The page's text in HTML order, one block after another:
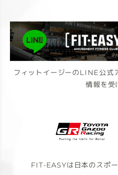
フィットイージーのLINE公式
情報を受
FIT-EASYは日本のスポ